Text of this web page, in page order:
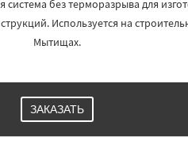
без терморазрыва для
Используется на
Мытищах.
ЗАКАЗАТЬ